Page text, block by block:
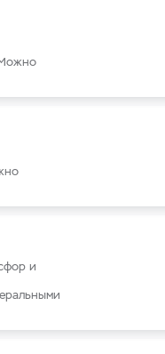
и